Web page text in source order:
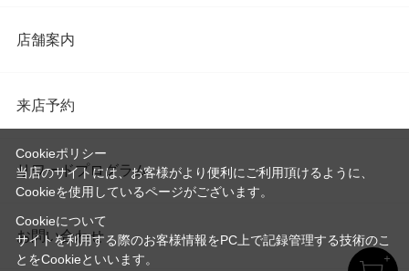
店舗案内
来店予約
リワードプログラム
お問い合わせ
Cookieポリシー
当店のサイトには、お客様がより便利にご利用頂けるように、
Cookieを使用しているページがございます。
Cookieについて
サイトを利用する際のお客様情報をPC上で記録管理する技術のこ
とをCookieといいます。